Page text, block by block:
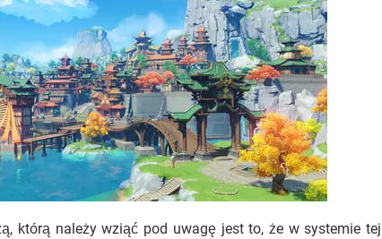
którą należy wziąć pod uwagę jest to, że w systemie tej